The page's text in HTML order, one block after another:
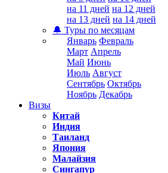
на 11 дней на 12 дней
на 13 дней на 14 дней
🔔 Туры по месяцам
Январь Февраль
Март Апрель
Май Июнь
Июль Август
Сентябрь Октябрь
Ноябрь Декабрь
Визы
Китай
Индия
Таиланд
Япония
Малайзия
Сингапур